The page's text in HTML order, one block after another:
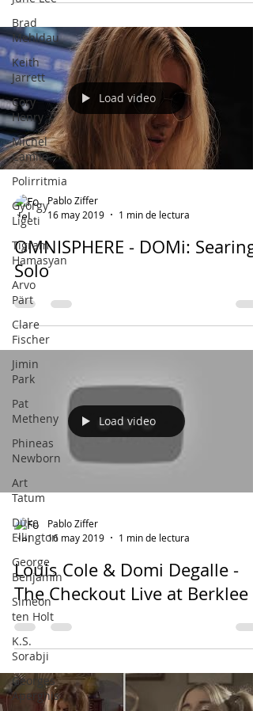
Brad
Mehldau
Keith
Jarrett
Cory
Henry
Michel
Camilo
Polirritmia
György
Ligeti
Tigram
Hamasyan
Arvo
Pärt
Clare
Fischer
Jimin
Park
Pat
Metheny
Phineas
Newborn
Art
Tatum
Duke
Ellington
George
Benjamin
Simeon
ten Holt
K.S.
Sorabji
Georges
Aperghis
Load video
Pablo Ziffer
16 may 2019
1 min de lectura
OMNISPHERE - DOMi: Searing
Solo
Load video
Pablo Ziffer
16 may 2019
1 min de lectura
Louis Cole & Domi Degalle -
The Checkout Live at Berklee